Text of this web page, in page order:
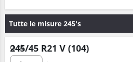
Tutte le misure 245's
245/45 R21 V (104)
Q.tà